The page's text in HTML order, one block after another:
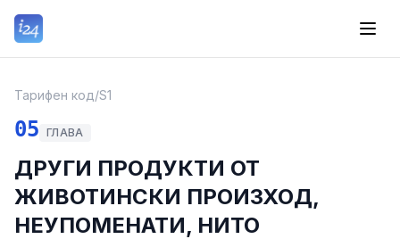
Тарифен код/S1
05 ГЛАВА
ДРУГИ ПРОДУКТИ ОТ
ЖИВОТИНСКИ ПРОИЗХОД,
НЕУПОМЕНАТИ, НИТО